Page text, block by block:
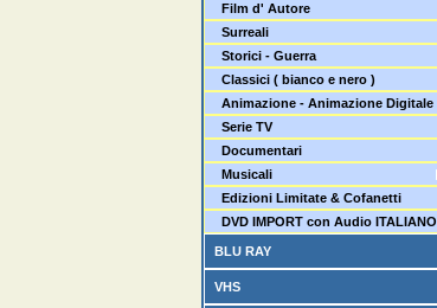
Film d' Autore
Surreali
Storici - Guerra
Classici ( bianco e nero )
Animazione - Animazione Digitale
Serie TV
Documentari
Musicali
Edizioni Limitate & Cofanetti
DVD IMPORT con Audio ITALIANO
BLU RAY
VHS